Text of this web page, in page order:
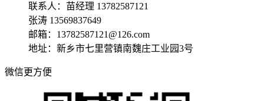
联系人：苗经理 13782587121
张涛 13569837649
邮箱：13782587121@126.com
地址：新乡市七里营镇南魏庄工业园3号
微信更方便